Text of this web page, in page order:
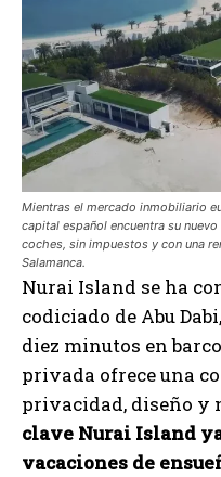
Mientras el mercado inmobiliario
capital español encuentra su
coches, sin impuestos y con una
Salamanca.
Nurai Island se ha
codiciado de Abu
diez minutos en
privada ofrece una
privacidad, diseño y
clave Nurai Island
vacaciones de